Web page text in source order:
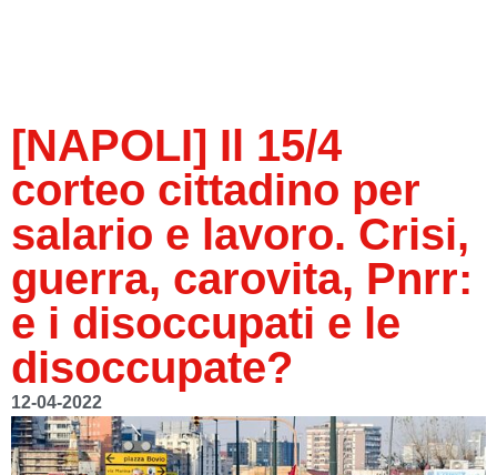
[NAPOLI] Il 15/4
corteo cittadino per
salario e lavoro. Crisi,
guerra, carovita, Pnrr:
e i disoccupati e le
disoccupate?
12-04-2022